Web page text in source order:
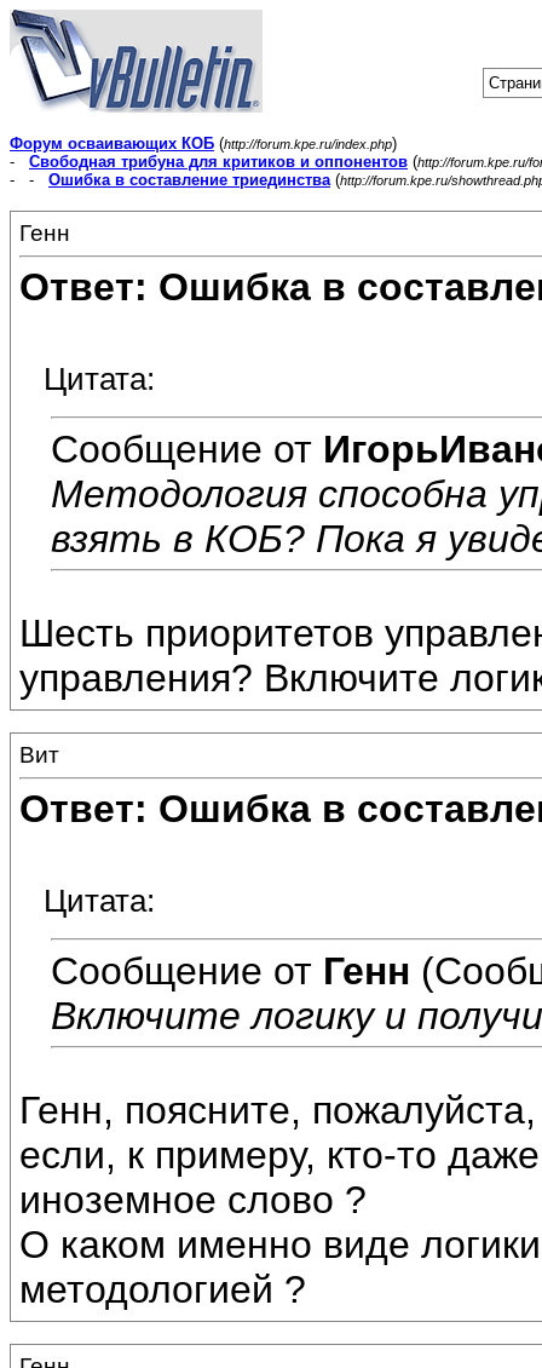
Форум осваивающих КОБ (http://forum.kpe.ru/index.php)
- Свободная трибуна для критиков и оппонентов (http://forum.kpe.ru/
- - Ошибка в составление триединства(http://forum.kpe.ru/
Генн
Ответ: Ошибка в
Цитата:
Сообщение от
Методология способна
взять в КОБ? Пока я
Шесть приоритетов
управления? Включите
Вит
Ответ: Ошибка в
Цитата:
Сообщение от Генн
Включите логику и
Генн, поясните,
если, к примеру, кто-то
иноземное слово ?
О каком именно виде
методологией ?